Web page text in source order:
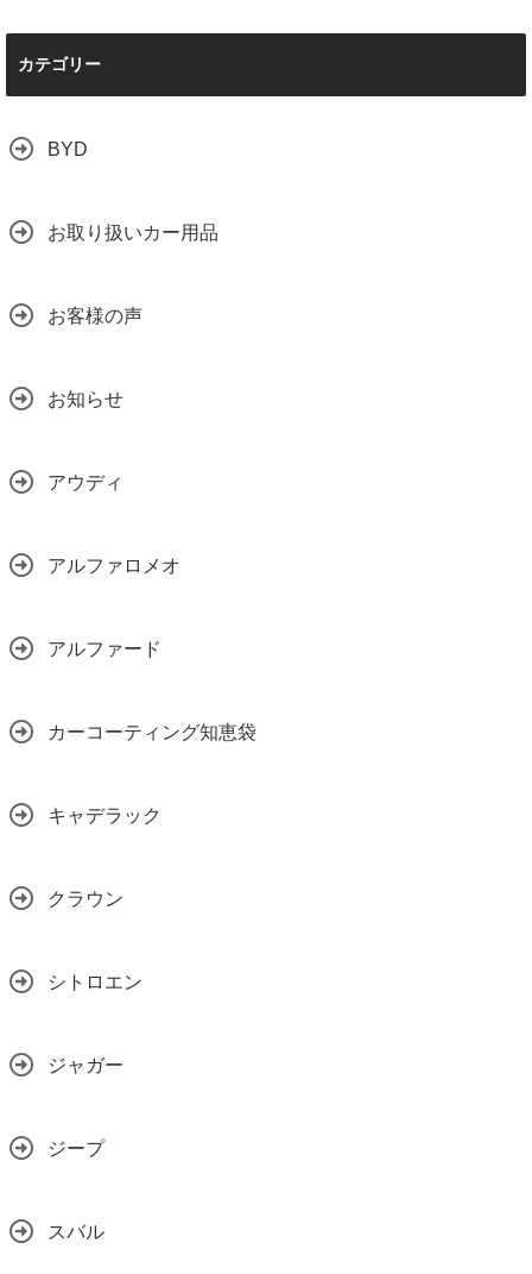
カテゴリー
BYD
お取り扱いカー用品
お客様の声
お知らせ
アウディ
アルファロメオ
アルファード
カーコーティング知恵袋
キャデラック
クラウン
シトロエン
ジャガー
ジープ
スバル